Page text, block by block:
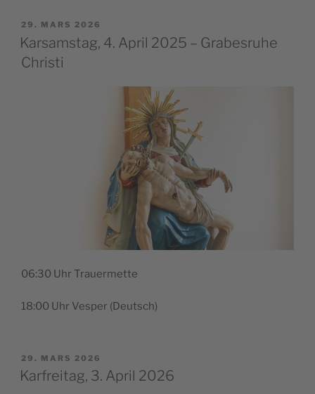
PUBLIÉ
LE
29. MARS 2026
Karsamstag, 4. April 2025 – Grabesruhe
Christi
06:30 Uhr Trauermette
18:00 Uhr Ves­per (Deutsch)
PUBLIÉ
LE
29. MARS 2026
Karfreitag, 3. April 2026